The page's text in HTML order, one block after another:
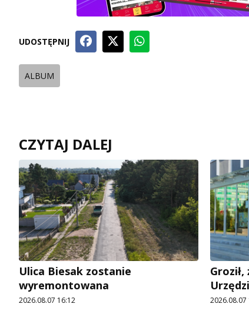
UDOSTĘPNIJ
ALBUM
CZYTAJ DALEJ
Ulica Biesak zostanie
wyremontowana
2026.08.07 16:12 2026.08.07